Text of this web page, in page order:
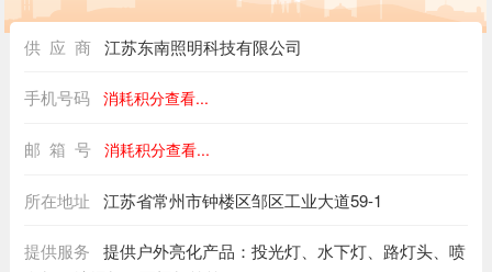
供 应 商 江苏东南照明科技有限公司
手机号码 消耗积分查看...
邮 箱 号 消耗积分查看...
所在地址 江苏省常州市钟楼区邹区工业大道59-1
提供服务
提供户外亮化产品：投光灯、水下灯、路灯头、喷